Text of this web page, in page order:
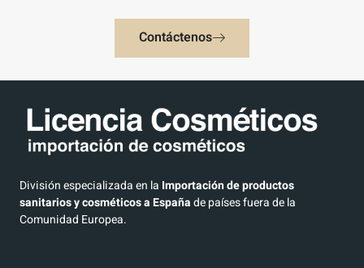
Contáctenos
División especializada en la Importación de productos
sanitarios y cosméticos a Españade países fuera de la
Comunidad Europea.